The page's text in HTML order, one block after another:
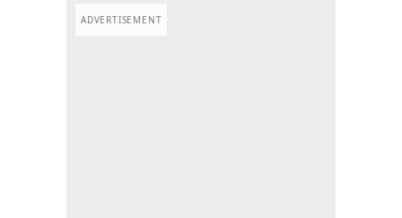
ADVERTISEMENT